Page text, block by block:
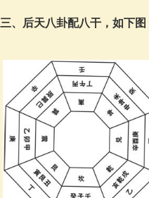
三、后天八卦配八干，如下图